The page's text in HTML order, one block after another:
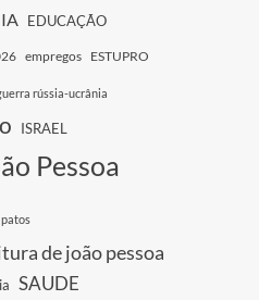
EDUCAÇÃO
empregos ESTUPRO
rússia-ucrânia
ISRAEL
Pessoa
patos
de joão pessoa
SAUDE